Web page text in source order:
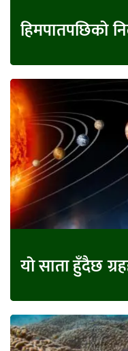
हिमपातपछिको
यो साता हुँदैछ